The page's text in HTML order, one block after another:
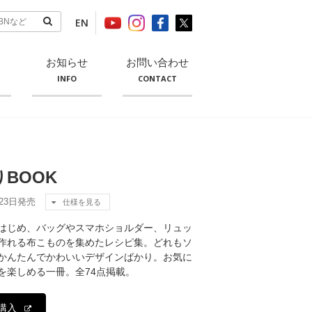
EN
お知らせ
INFO
お問い合わせ
CONTACT
BOOK
日発売 仕様を見る
じめ、バッグやスマホショルダー、リュッ
れる布こものを集めたレシピ集。どれもソ
んたんでかわいいデザインばかり。お気に
しめる一冊。全74点掲載。
入